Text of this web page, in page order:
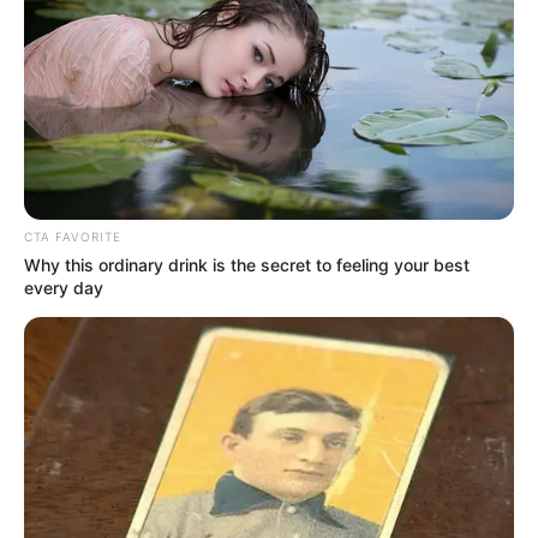
Le puede interesar:
RCN RADIO Ocupó el segundo lugar
en la Muestra de Talentos del Carnaval de los Periodistas
2025
Asimismo, contará con la asistencia de agrupaciones y
grupos de danzas de Sucre, La Guajira, Meta, Tolima,
Santander, Córdoba, Cundinamarca, Cesar, Magdalena,
Bolívar, Arauca
, entre otras, que vestirán las calles de
CTA FAVORITE
Why this ordinary drink is the secret to feeling your best
every day